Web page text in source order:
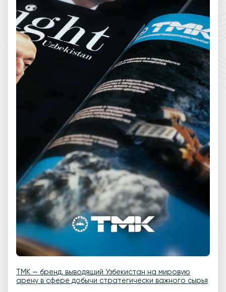
TMK — бренд, выводящий Узбекистан на мировую
арену в сфере добычи стратегически важного сырья